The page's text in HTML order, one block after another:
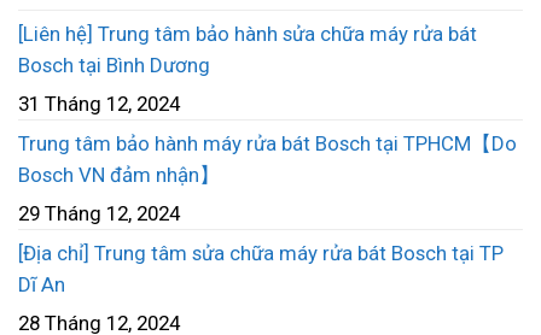
[Liên hệ] Trung tâm bảo hành sửa chữa máy rửa bát
Bosch tại Bình Dương
31 Tháng 12, 2024
Trung tâm bảo hành máy rửa bát Bosch tại TPHCM【Do
Bosch VN đảm nhận】
29 Tháng 12, 2024
[Địa chỉ] Trung tâm sửa chữa máy rửa bát Bosch tại TP
Dĩ An
28 Tháng 12, 2024